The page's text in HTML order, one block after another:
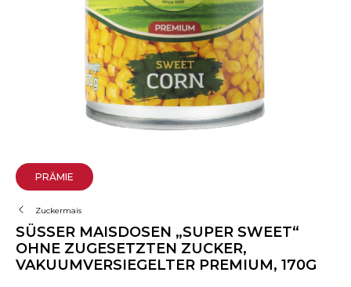
PRÄMIE
Zuckermais
SÜSSER MAISDOSEN „SUPER SWEET“ O
HNE ZUGESETZTEN ZUCKER, V
AKUUMVERSIEGELTER PREMIUM, 170G